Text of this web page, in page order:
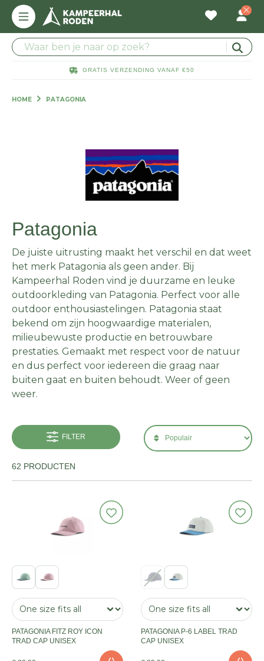
GRATIS VERZENDING VANAF €50
HOME PATAGONIA
Patagonia
De juiste uitrusting maakt het verschil en dat weet
het merk Patagonia als geen ander. Bij
Kampeerhal Roden vind je duurzame en leuke
outdoorkleding van Patagonia. Perfect voor alle
outdoor enthousiastelingen. Patagonia staat
bekend om zijn hoogwaardige materialen,
milieubewuste productie en betrouwbare
prestaties. Gemaakt met respect voor de natuur
en dus perfect voor iedereen die graag naar
buiten gaat en buiten behoudt. Weer of geen
weer.
FILTER
62 PRODUCTEN
PATAGONIA FITZ ROY ICON
TRAD CAP UNISEX
PATAGONIA P-6 LABEL TRAD
CAP UNISEX